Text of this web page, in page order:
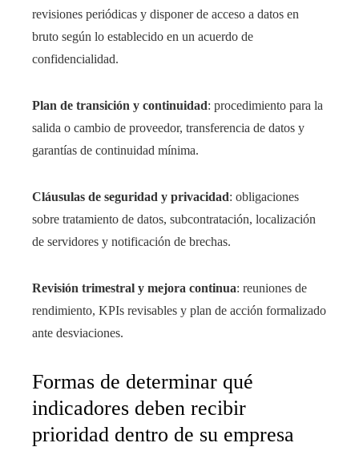
revisiones periódicas y disponer de acceso a datos en
bruto según lo establecido en un acuerdo de
confidencialidad.
Plan de transición y continuidad: procedimiento para la
salida o cambio de proveedor, transferencia de datos y
garantías de continuidad mínima.
Cláusulas de seguridad y privacidad: obligaciones
sobre tratamiento de datos, subcontratación, localización
de servidores y notificación de brechas.
Revisión trimestral y mejora continua: reuniones de
rendimiento, KPIs revisables y plan de acción formalizado
ante desviaciones.
Formas de determinar qué
indicadores deben recibir
prioridad dentro de su empresa